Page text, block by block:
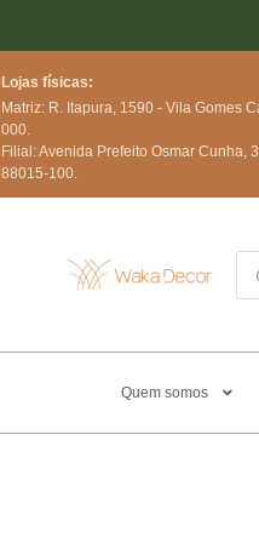
Lojas físicas:
Matriz: R. Itapura, 1590 - Vila Gomes
000.
Filial: Avenida Prefeito Osmar Cunha,
88015-100.
Quem somos